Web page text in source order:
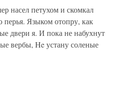
насел петухом и скомкал
Языком отопру, как
двери я. И пока не набухнут
вербы, He устану соленые